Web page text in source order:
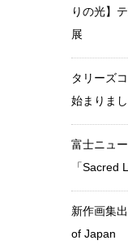
りの光】
展
タリーズ
始まりま
富士ニュ
「Sacred
新作画集
of Japan